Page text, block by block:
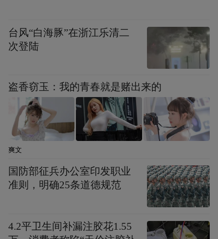
端；后在7月，我国自主研发建造的“大鹏公
主”号LNG运输船运载的7.8万立方米保税液
化天然气注入青岛LNG接收站，标志着山东
省首单保税天然气业务正式落地，青岛LNG
接收站也正式升级为海关监管的“国际中转
站”。
作为华北地区最重要的天然气进口枢纽之
一，青岛LNG接收站有效缓解了华北地区的
能源供应压力。截至今年7月底，青岛LNG接
收站累计接卸资源近5000万吨，气化外输天
吨，减少碳排放约1.13亿吨。
台风“白海豚”在浙江乐清二
次登陆
盗香窃玉：我的青春就是赌出来的
爽文
国防部征兵办公室印发职业
准则，明确25条道德规范
4.2平卫生间补漏注胶花1.55